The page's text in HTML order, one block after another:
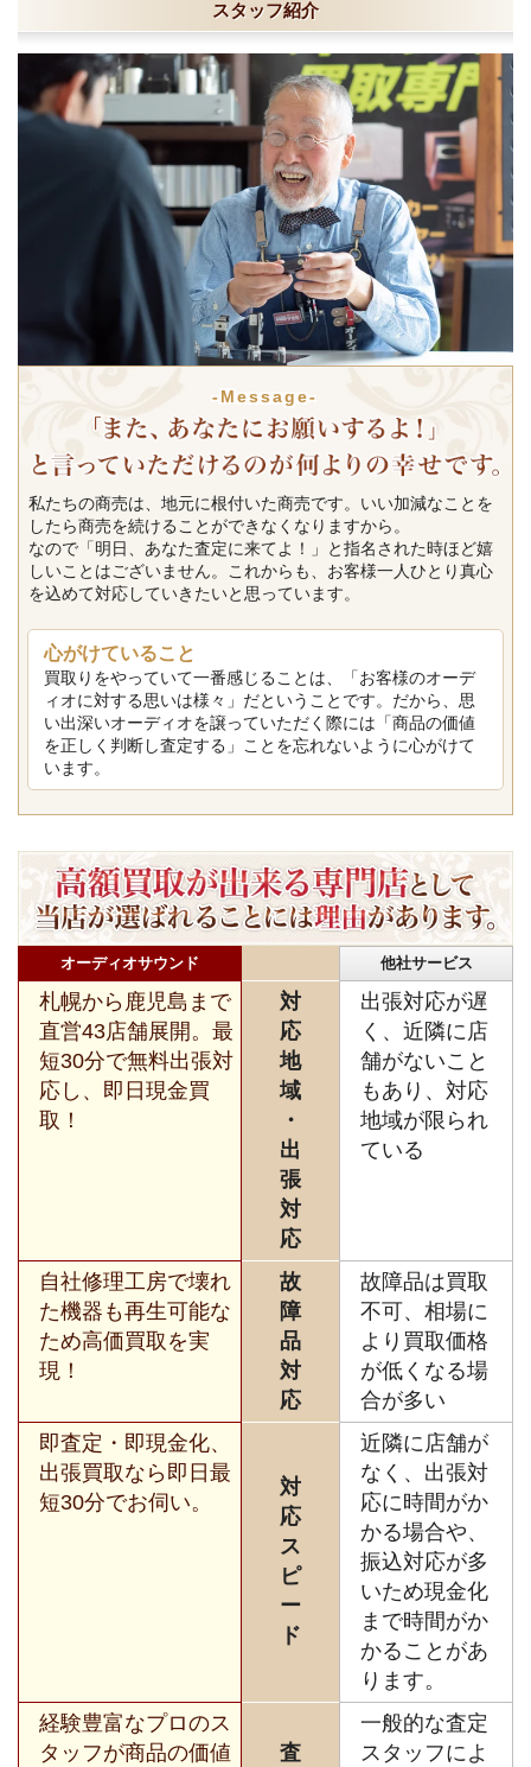
スタッフ紹介
-Message-
私たちの商売は、地元に根付いた商売です。いい加減なことを
したら商売を続けることができなくなりますから。
なので「明日、あなた査定に来てよ！」と指名された時ほど嬉
しいことはございません。これからも、お客様一人ひとり真心
を込めて対応していきたいと思っています。
心がけていること
買取りをやっていて一番感じることは、「お客様のオーデ
ィオに対する思いは様々」だということです。だから、思
い出深いオーディオを譲っていただく際には「商品の価値
を正しく判断し査定する」ことを忘れないように心がけて
います。
オーディオサウンド 他社サービス
札幌から鹿児島まで
直営43店舗展開。最
短30分で無料出張対
応し、即日現金買
取！
対
応
地
域
・
出
張
対
応
出張対応が遅
く、近隣に店
舗がないこと
もあり、対応
地域が限られ
ている
自社修理工房で壊れ
た機器も再生可能な
ため高価買取を実
現！
故
障
品
対
応
故障品は買取
不可、相場に
より買取価格
が低くなる場
合が多い
即査定・即現金化、
出張買取なら即日最
短30分でお伺い。
対
応
ス
ピ
ー
ド
近隣に店舗が
なく、出張対
応に時間がか
かる場合や、
振込対応が多
いため現金化
まで時間がか
かることがあ
ります。
経験豊富なプロのス
タッフが商品の価値
査
一般的な査定
スタッフによ